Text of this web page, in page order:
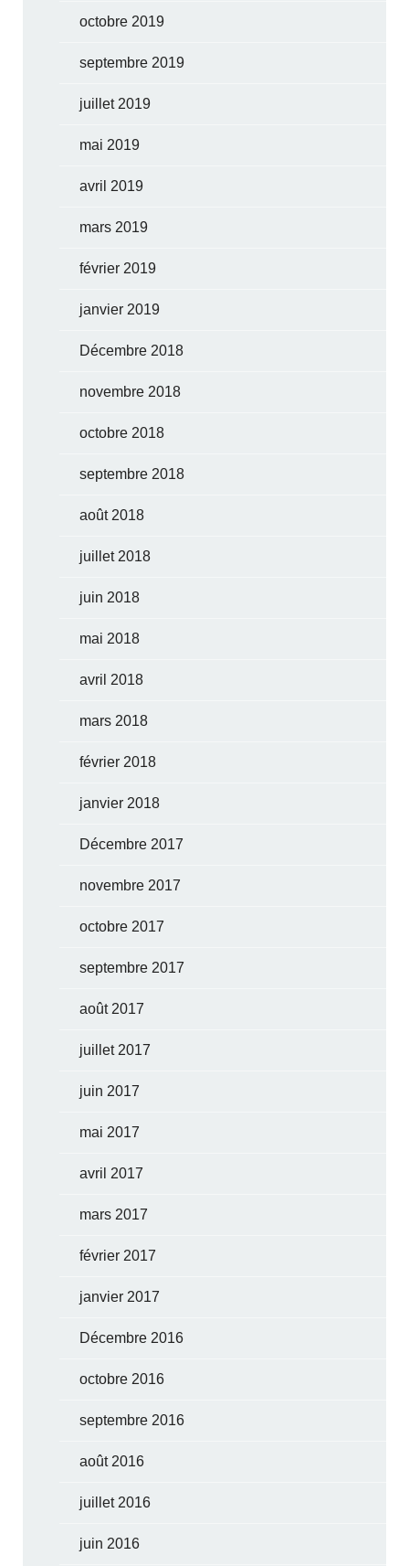
octobre 2019
septembre 2019
juillet 2019
mai 2019
avril 2019
mars 2019
février 2019
janvier 2019
Décembre 2018
novembre 2018
octobre 2018
septembre 2018
août 2018
juillet 2018
juin 2018
mai 2018
avril 2018
mars 2018
février 2018
janvier 2018
Décembre 2017
novembre 2017
octobre 2017
septembre 2017
août 2017
juillet 2017
juin 2017
mai 2017
avril 2017
mars 2017
février 2017
janvier 2017
Décembre 2016
octobre 2016
septembre 2016
août 2016
juillet 2016
juin 2016